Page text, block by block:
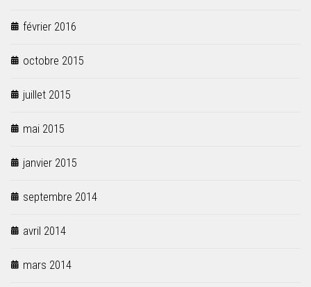
février 2016
octobre 2015
juillet 2015
mai 2015
janvier 2015
septembre 2014
avril 2014
mars 2014